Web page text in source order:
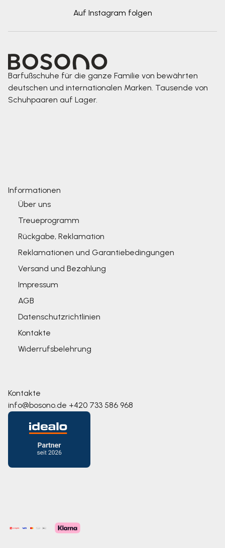
Auf Instagram folgen
Barfußschuhe für die ganze Familie von bewährten
deutschen und internationalen Marken. Tausende von
Schuhpaaren auf Lager.
Informationen
Über uns
Treueprogramm
Rückgabe, Reklamation
Reklamationen und Garantiebedingungen
Versand und Bezahlung
Impressum
AGB
Datenschutzrichtlinien
Kontakte
Widerrufsbelehrung
Kontakte
info@bosono.de +420 733 586 968